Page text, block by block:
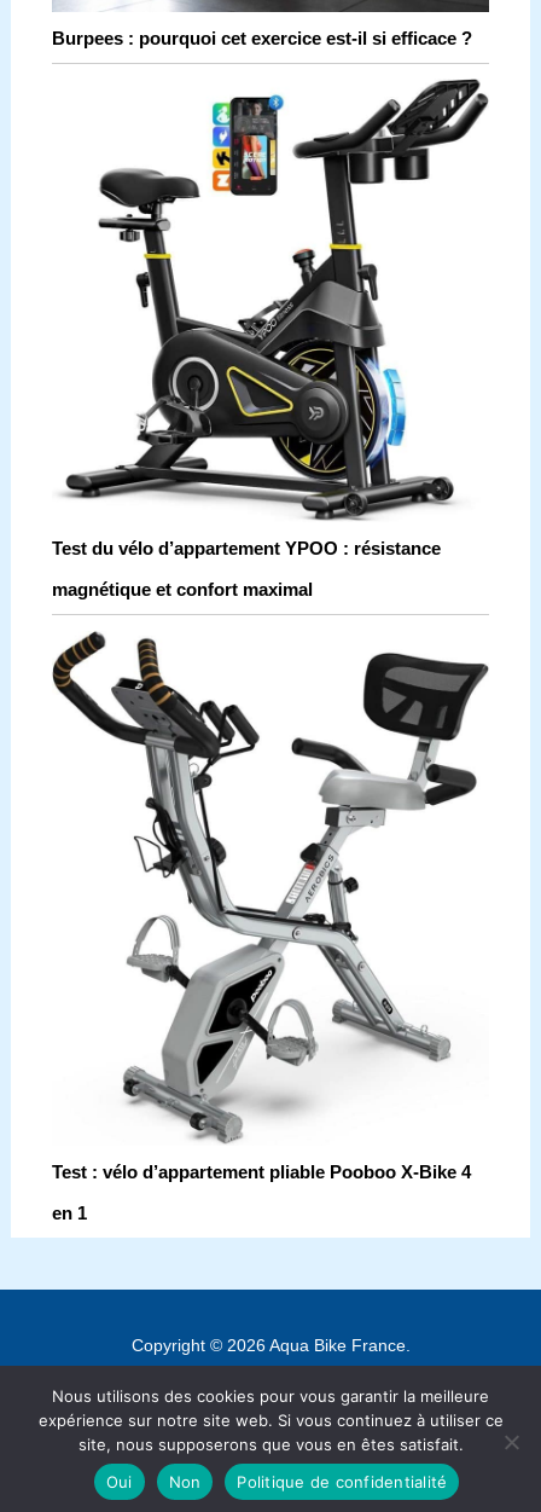
Burpees : pourquoi cet exercice est-il si efficace ?
Test du vélo d’appartement YPOO : résistance
magnétique et confort maximal
Test : vélo d’appartement pliable Pooboo X-Bike 4
en 1
Copyright © 2026 Aqua Bike France.
Contact
Mentions légales
Politique de confidentialité
Nous utilisons des cookies pour vous garantir la meilleure
expérience sur notre site web. Si vous continuez à utiliser ce
site, nous supposerons que vous en êtes satisfait.
Oui
Non Politique de confidentialité